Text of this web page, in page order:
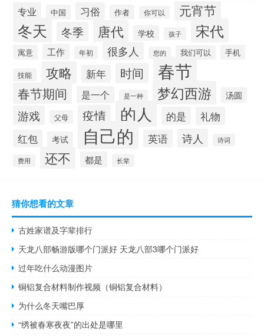
专业 中国 习俗 作者 你可以 元宵节
冬天 冬季 唐代 学校 孩子 宋代
寓意 工作 年初 很多人 您的 我们可以 手机
技能 攻略 新年 时间 春节
春节期间 是一个 是一种 梦幻西游 汤圆
游戏 父母 疫情 的人 的是 礼物
红包 考试 自己的 英语 诗人 诗词
费用 还不 都是 长辈
猜你想看的文章
古姓家谱及字辈排行
天龙八部畅游版哪个门派好 天龙八部3哪个门派好
过年吃什么动漫图片
铜铝复合材料制作视频（铜铝复合材料）
为什么冬天嘴巴厚
“绣被春寒夜夜”的出处是哪里